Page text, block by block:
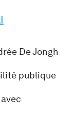
De Jongh
publique